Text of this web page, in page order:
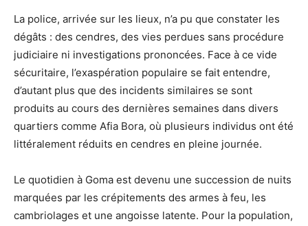
La police, arrivée sur les lieux, n’a pu que constater les
dégâts : des cendres, des vies perdues sans procédure
judiciaire ni investigations prononcées. Face à ce vide
sécuritaire, l’exaspération populaire se fait entendre,
d’autant plus que des incidents similaires se sont
produits au cours des dernières semaines dans divers
quartiers comme Afia Bora, où plusieurs individus ont été
littéralement réduits en cendres en pleine journée.
Le quotidien à Goma est devenu une succession de nuits
marquées par les crépitements des armes à feu, les
cambriolages et une angoisse latente. Pour la population,